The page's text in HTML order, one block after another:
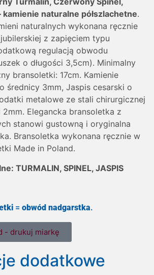
kamienie naturalne półszlachetne.
naturalnych wykonana ręcznie
z zapięciem typu
regulacją obwodu
o długości 3,5cm). Minimalny
bransoletki: 17cm. Kamienie
średnicy 3mm, Jaspis cesarski o
metalowe ze stali chirurgicznej
Elegancka bransoletka z
stanowi gustowną i oryginalna
Bransoletka wykonana ręcznie w
Made in Poland.
TURMALIN, SPINEL, JASPIS
= obwód nadgarstka.
- drukuj miarkę
dodatkowe